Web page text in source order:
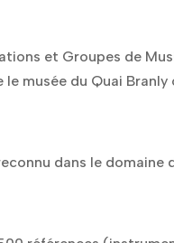
et Groupes de
musée du Quai Branly
dans le domaine